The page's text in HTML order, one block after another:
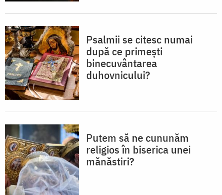
Psalmii se citesc numai
după ce primești
binecuvântarea
duhovnicului?
Putem să ne cununăm
religios în biserica unei
mănăstiri?